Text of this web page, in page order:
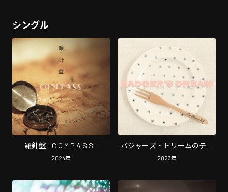
シングル
羅針盤 - C O M P A S S -
2024年
バジャーズ・ドリームのテー
マ
2023年